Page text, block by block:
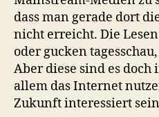
dass man gerade dort
nicht erreicht. Die
oder gucken
Aber diese sind es
allem das Internet
Zukunft interessiert